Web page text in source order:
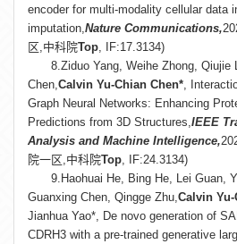
encoder for multi-modality cellular data
imputation,Nature Communications,
区,中科院Top, IF:17.3134)
8.Ziduo Yang, Weihe Zhong, Qiujie
Chen,Calvin Yu-Chian Chen*,
Graph Neural Networks: Enhancing
Predictions from 3D Structures,IEEE
Analysis and Machine Intelligence,
院一区,中科院Top, IF:24.3134)
9.Haohuai He, Bing He, Lei Guan,
Guanxing Chen, Qingge Zhu,Calvin
Jianhua Yao*, De novo generation of
CDRH3 with a pre-trained generative